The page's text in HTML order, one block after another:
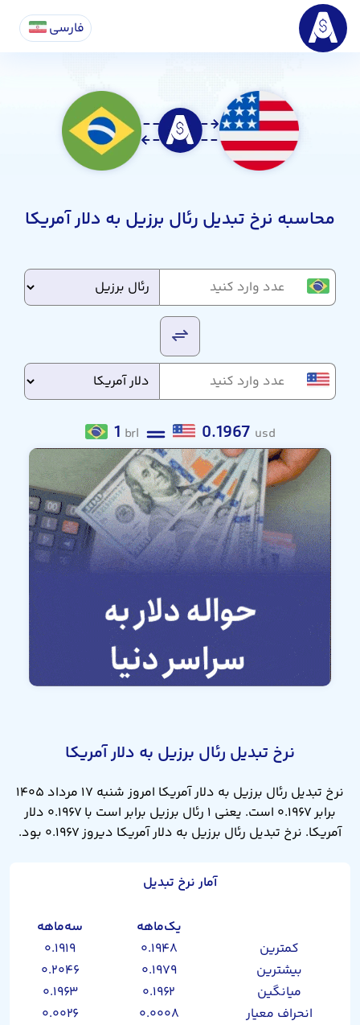
فارسی
محاسبه نرخ تبدیل رئال برزیل به دلار آمریکا
1 brl 0.1967 usd
نرخ تبدیل رئال برزیل به دلار آمریکا
نرخ تبدیل رئال برزیل به دلار آمریکا امروز شنبه ۱۷ مرداد ۱۴۰۵
برابر ۰.۱۹۶۷ است. یعنی ۱ رئال برزیل برابر است با ۰.۱۹۶۷ دلار
آمریکا. نرخ تبدیل رئال برزیل به دلار آمریکا دیروز ۰.۱۹۶۷ بود.
آمار نرخ تبدیل
یک‌ماهه
سه‌ماهه
کمترین
۰.۱۹۴۸
۰.۱۹۱۹
بیشترین
۰.۱۹۷۹
۰.۲۰۴۶
میانگین
۰.۱۹۶۲
۰.۱۹۶۳
انحراف معیار
۰.۰۰۰۸ ۰.۰۰۲۶